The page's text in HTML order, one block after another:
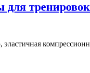
для тренировок